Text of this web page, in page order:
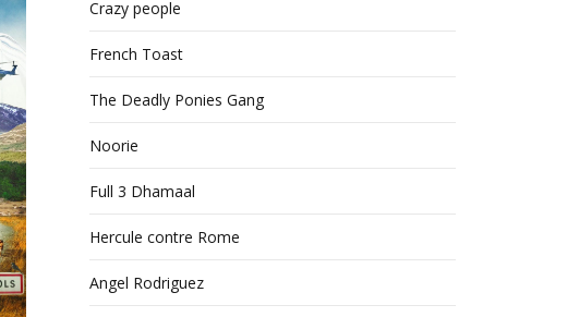
Crazy people
French Toast
The Deadly Ponies Gang
Noorie
Full 3 Dhamaal
Hercule contre Rome
Angel Rodriguez